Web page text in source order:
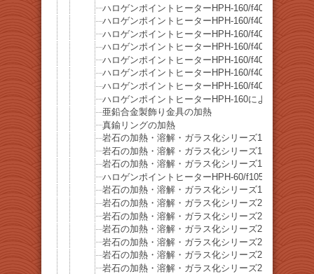
ハロゲンポイントヒーターHPH-160/f40による緑色
ハロゲンポイントヒーターHPH-160/f40による茶色
ハロゲンポイントヒーターHPH-160/f40によるシル
ハロゲンポイントヒーターHPH-160/f40による真鍮
ハロゲンポイントヒーターHPH-160/f40による銅釘
ハロゲンポイントヒーターHPH-160/f40による鉄釘
ハロゲンポイントヒーターHPH-160/f40によるステ
ハロゲンポイントヒーターHPH-160による銅線の
亜鉛合金製飾り金具の加熱
真鍮リングの加熱
岩石の加熱・溶解・ガラス化シリーズ16 ブルナ
岩石の加熱・溶解・ガラス化シリーズ17 ソーダ石
岩石の加熱・溶解・ガラス化シリーズ18 ラピスラ
ハロゲンポイントヒーターHPH-60/f105の焦点距離
岩石の加熱・溶解・ガラス化シリーズ19 リチア雲
岩石の加熱・溶解・ガラス化シリーズ20 珪孔雀石
岩石の加熱・溶解・ガラス化シリーズ21 水晶
岩石の加熱・溶解・ガラス化シリーズ22 珊瑚石
岩石の加熱・溶解・ガラス化シリーズ23 砂石
岩石の加熱・溶解・ガラス化シリーズ24 橄欖石
岩石の加熱・溶解・ガラス化シリーズ25 橄欖石